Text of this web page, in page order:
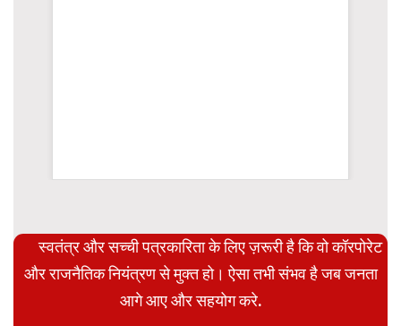
स्वतंत्र और सच्ची पत्रकारिता के लिए ज़रूरी है कि वो कॉरपोरेट
और राजनैतिक नियंत्रण से मुक्त हो। ऐसा तभी संभव है जब जनता
आगे आए और सहयोग करे.